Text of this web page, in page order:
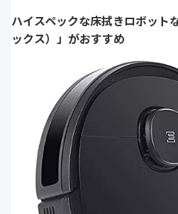
ハイスペックな床拭きロボット
ックス）」がおすすめ